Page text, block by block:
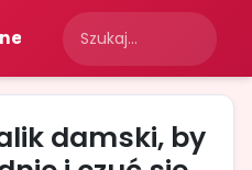
damski, by